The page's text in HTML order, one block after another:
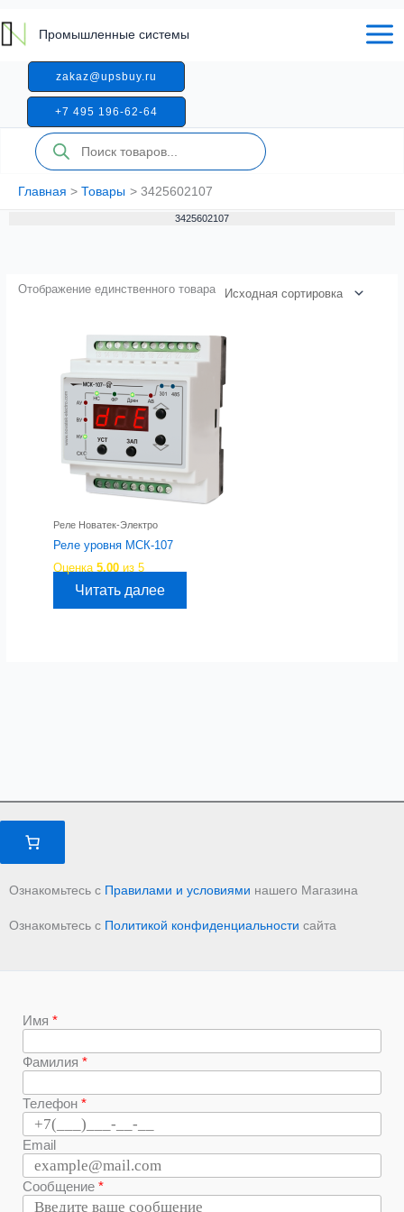
к
содержимому
Промышленные системы
zakaz@upsbuy.ru
+7 495 196-62-64
Поиск
товаров
Главная Товары 3425602107
3425602107
Отображение единственного товара
Реле Новатек-Электро
Реле уровня МСК-107
Оценка5.00 из 5
Читать далее
Ознакомьтесь с Правилами и условиями нашего Магазина
Ознакомьтесь с Политикой конфиденциальности сайта
Имя
Фамилия
Телефон
Email
Сообщение